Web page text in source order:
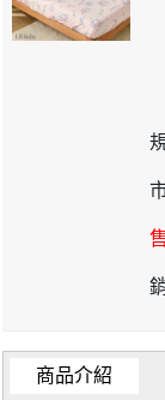
商品介紹